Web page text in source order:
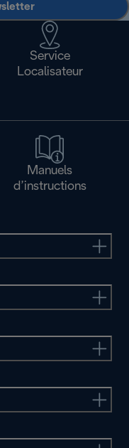
Service
Localisateur
Manuels
d’instructions